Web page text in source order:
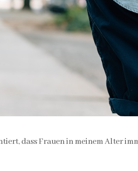
dass Frauen in meinem Alter